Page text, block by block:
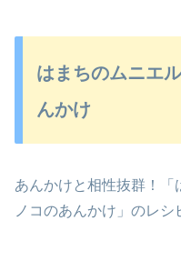
はまちのムニエ
んかけ
あんかけと相性抜群！「
ノコのあんかけ」のレシ